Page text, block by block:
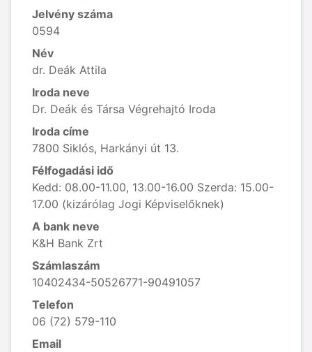
Jelvény száma
0594
Név
dr. Deák Attila
Iroda neve
Dr. Deák és Társa Végrehajtó Iroda
Iroda címe
7800 Siklós, Harkányi út 13.
Félfogadási idő
Kedd: 08.00-11.00, 13.00-16.00 Szerda: 15.00-
17.00 (kizárólag Jogi Képviselőknek)
A bank neve
K&H Bank Zrt
Számlaszám
10402434-50526771-90491057
Telefon
06 (72) 579-110
Email